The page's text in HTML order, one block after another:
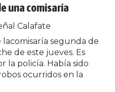
una comisaría
Calafate
segunda de
de este jueves. Es
la policía. Había sido
ocurridos en la